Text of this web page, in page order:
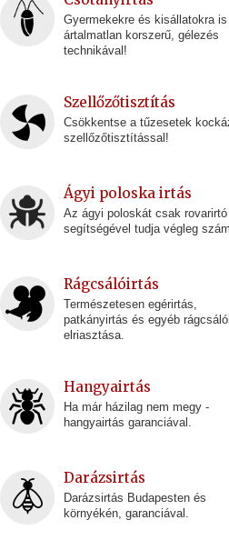
Gyermekekre és kisállatokra is
ártalmatlan korszerű, gélezés
technikával!
Szellőzőtisztítás
Csökkentse a tűzesetek
szellőzőtisztítással!
Ágyi poloska irtás
Az ágyi poloskát csak rovarirtó
segítségével tudja végleg
Rágcsálóirtás
Természetesen egérirtás,
patkányirtás és egyéb
elriasztása.
Hangyairtás
Ha már házilag nem megy -
hangyairtás garanciával.
Darázsirtás
Darázsirtás Budapesten és
környékén, garanciával.